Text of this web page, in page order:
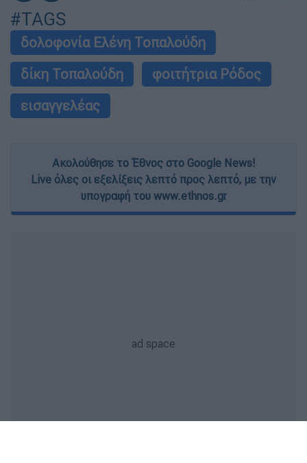
#TAGS
δολοφονία Ελένη Τοπαλούδη
δίκη Τοπαλούδη
φοιτήτρια Ρόδος
εισαγγελέας
Ακολούθησε το Έθνος στο Google News!
Live όλες οι εξελίξεις λεπτό προς λεπτό, με την
υπογραφή του www.ethnos.gr